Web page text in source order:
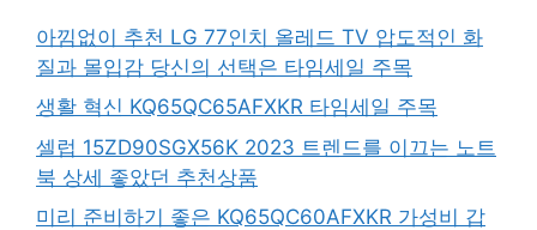
아낌없이 추천 LG 77인치 올레드 TV 압도적인 화
질과 몰입감 당신의 선택은 타임세일 주목
생활 혁신 KQ65QC65AFXKR 타임세일 주목
셀럽 15ZD90SGX56K 2023 트렌드를 이끄는 노트
북 상세 좋았던 추천상품
미리 준비하기 좋은 KQ65QC60AFXKR 가성비 갑